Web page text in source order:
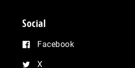
Social
Facebook
X